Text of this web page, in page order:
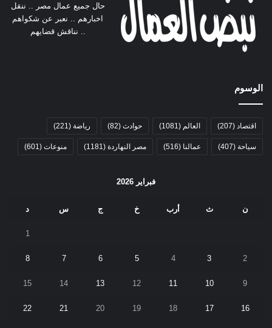
حال جميع عمال مصر .. ننقل
اخبارهم .. نعبر عن شكواهم
.. نناقش قضايهم
الوسوم
اقتصاد (207) العالم (1081) حوادث (82) رياضة (221)
سياحة (407) عمالنا (516) مصر النهاردة (1181) منوعات (601)
فبراير 2026
ن ث أرب خ ج س د
1
2
3
4
5
6
7
8
9
10
11
12
13
14
15
16
17
18
19
20
21
22